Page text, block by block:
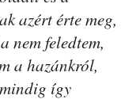
azért érte meg,
nem feledtem,
a hazánkról,
így